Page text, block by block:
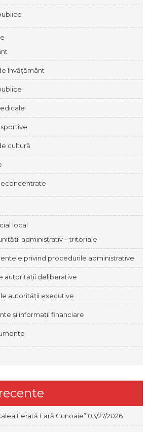
învățământ
cultură
local
administrativ – tritoriale
privind procedurile administrative
autorității deliberative
autorității executive
și informații financiare
Ferată Fără Gunoaie” 03/27/2026